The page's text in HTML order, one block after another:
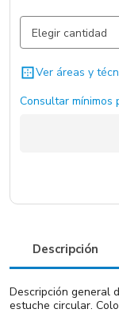
Blanco /
Negro / Negro
Ver áreas y
Consultar mínimos
Descripción
Descripción general
estuche circular.